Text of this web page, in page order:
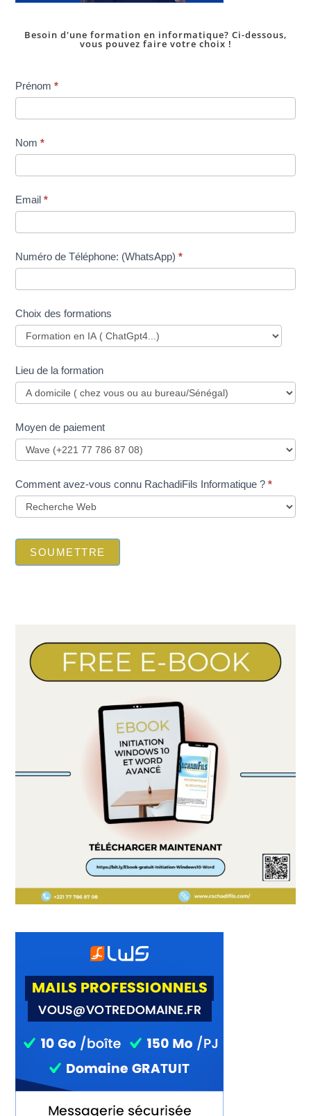
Besoin d'une formation en informatique? Ci-dessous,
vous pouvez faire votre choix !
Inscription
dans
une
Prénom*
Nom*
Email*
Numéro de Téléphone: (WhatsApp)*
Choix des formations
Lieu de la formation
Moyen de paiement
Comment avez-vous connu RachadiFils Informatique ?*
SOUMETTRE